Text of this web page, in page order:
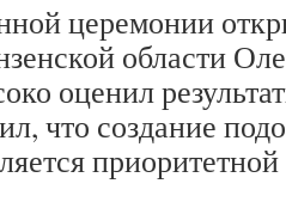
церемонии
области
оценил
что создание